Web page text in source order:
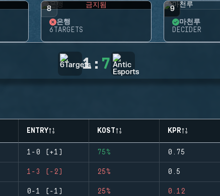
8 금지됨
은행
6TARGETS
9
마천루
DECIDER
1 : 7
ENTRY KOST KPR
1-0 (+1) 75% 0.75
1-3 (-2) 25% 0.5
0-1 (-1) 25% 0.12